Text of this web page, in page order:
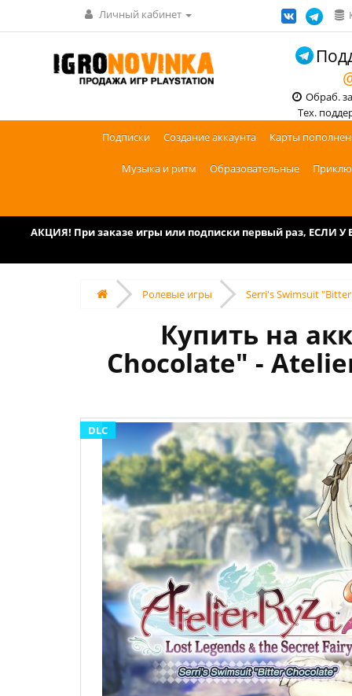
Личный кабинет
Обраб.
Тех.
Подписки Создание аккаунта Карты
Музыка и ритм Образовательные
АКЦИЯ! При заказе игры или подписки первый раз, ЕСЛИ
Ролевые игры Serri's Swimsuit
Купить на
Chocolate" -
DLC